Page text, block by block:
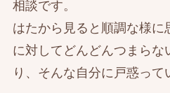
相談です。
はたから見ると順調な様に
に対してどんどんつまらな
り、そんな自分に戸惑って